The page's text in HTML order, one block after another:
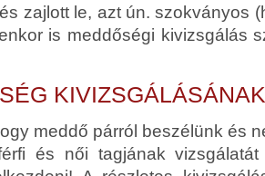
zajlott le, azt ún. szokványos
is meddőségi kivizsgálás
meddő párról beszélünk és
és női tagjának vizsgálatát